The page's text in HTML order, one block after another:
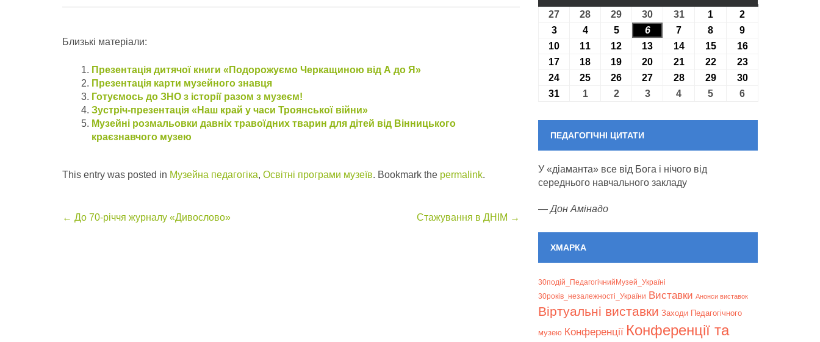
Близькі матеріали:
Презентація дитячої книги «Подорожуємо Черкащиною від А до Я»
Презентація карти музейного знавця
Готуємось до ЗНО з історії разом з музеєм!
Зустріч-презентація «Наш край у часи Троянської війни»
Музейні розмальовки давніх травоїдних тварин для дітей від Вінницького
краєзнавчого музею
This entry was posted in Музейна педагогіка, Освітні програми музеїв. Bookmark the permalink.
Post
← До 70-річчя журналу «Дивослово» Стажування в ДНІМ →
27 27.07.2026
28 28.07.2026
29 29.07.2026
30 30.07.2026
3131.07.2026
1 01.08.2026
2
303.08.2026
404.08.2026
505.08.2026
606.08.2026
7 07.08.2026
8 08.08.2026
9
10 10.08.2026
11 11.08.2026
12 12.08.2026
13 13.08.2026
1414.08.2026
1515.08.2026
1616.08.2026
17 17.08.2026
18 18.08.2026
19 19.08.2026
20 20.08.2026
2121.08.2026
2222.08.2026
2323.08.2026
24 24.08.2026
25 25.08.2026
26 26.08.2026
27 27.08.2026
2828.08.2026
2929.08.2026
3030.08.2026
31 31.08.2026
101.09.2026
202.09.2026
303.09.2026
4 04.09.2026
5 05.09.2026
6
ПЕДАГОГІЧНІ ЦИТАТИ
У «діаманта» все від Бога і нічого від
середнього навчального закладу
—Дон Амінадо
ХМАРКА
30подій_ПедагогічнийМузей_Україні
30років_незалежності_України Bиставки Анонси виставок
Віртуальні виставки Заходи Педагогічного
музею Конференції Конференції та